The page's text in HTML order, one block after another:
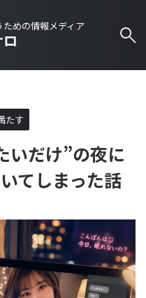
めの情報メディア
たす
いだけ”の夜に
てしまった話